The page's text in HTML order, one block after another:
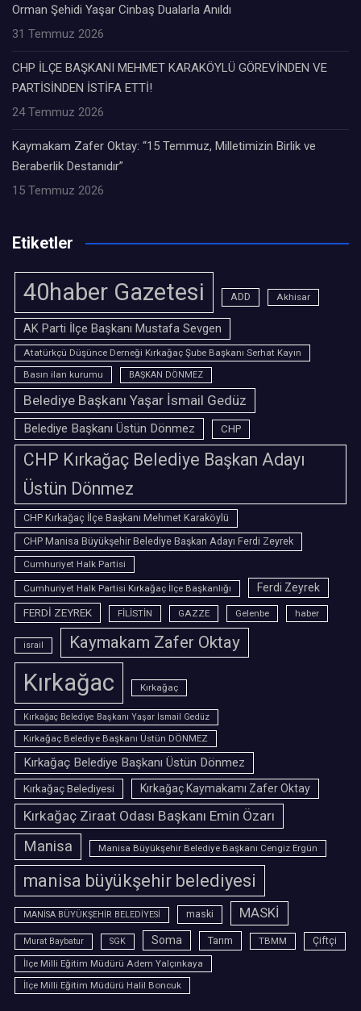
Orman Şehidi Yaşar Cinbaş Dualarla Anıldı
31 Temmuz 2026
CHP İLÇE BAŞKANI MEHMET KARAKÖYLÜ GÖREVİNDEN VE
PARTİSİNDEN İSTİFA ETTİ!
24 Temmuz 2026
Kaymakam Zafer Oktay: “15 Temmuz, Milletimizin Birlik ve
Beraberlik Destanıdır”
15 Temmuz 2026
Etiketler
40haber Gazetesi ADD Akhisar
AK Parti İlçe Başkanı Mustafa Sevgen
Atatürkçü Düşünce Derneği Kırkağaç Şube Başkanı Serhat Kayın
Basın ilan kurumu
BAŞKAN DÖNMEZ
Belediye Başkanı Yaşar İsmail Gedüz
Belediye Başkanı Üstün Dönmez CHP
CHP Kırkağaç Belediye Başkan Adayı
Üstün Dönmez
CHP Kırkağaç İlçe Başkanı Mehmet Karaköylü
CHP Manisa Büyükşehir Belediye Başkan Adayı Ferdi Zeyrek
Cumhuriyet Halk Partisi
Cumhuriyet Halk Partisi Kırkağaç İlçe Başkanlığı
Ferdi Zeyrek
FERDİ ZEYREK
FİLİSTİN GAZZE Gelenbe haber
israil Kaymakam Zafer Oktay
Kırkağac Kırkağaç
Kırkağaç Belediye Başkanı Yaşar İsmail Gedüz
Kırkağaç Belediye Başkanı Üstün DÖNMEZ
Kırkağaç Belediye Başkanı Üstün Dönmez
Kırkağaç Belediyesi Kırkağaç Kaymakamı Zafer Oktay
Kırkağaç Ziraat Odası Başkanı Emin Özarı
Manisa Manisa Büyükşehir Belediye Başkanı Cengiz Ergün
manisa büyükşehir belediyesi
MANİSA BÜYÜKŞEHİR BELEDİYESİ maski MASKİ
Murat Baybatur SGK Soma Tarım TBMM
Çiftçi
İlçe Milli Eğitim Müdürü Adem Yalçınkaya
İlçe Milli Eğitim Müdürü Halil Boncuk